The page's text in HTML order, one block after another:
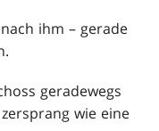
ihm – gerade
geradewegs
wie eine